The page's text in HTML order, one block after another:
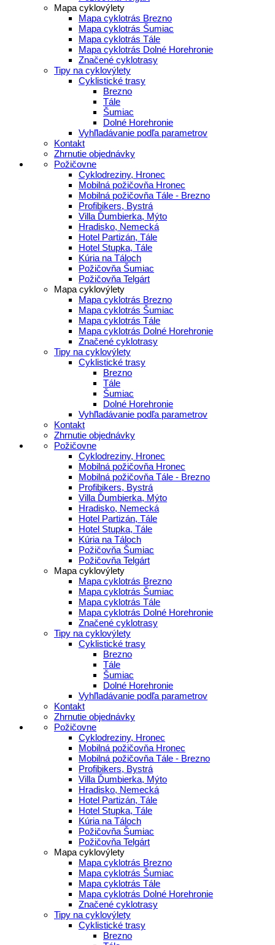
Mapa cyklovýlety
Mapa cyklotrás Brezno
Mapa cyklotrás Šumiac
Mapa cyklotrás Tále
Mapa cyklotrás Dolné Horehronie
Značené cyklotrasy
Tipy na cyklovýlety
Cyklistické trasy
Brezno
Tále
Šumiac
Dolné Horehronie
Vyhľladávanie podľa parametrov
Kontakt
Zhrnutie objednávky
Požičovne
Cyklodreziny, Hronec
Mobilná požičovňa Hronec
Mobilná požičovňa Tále - Brezno
Profibikers, Bystrá
Villa Ďumbierka, Mýto
Hradisko, Nemecká
Hotel Partizán, Tále
Hotel Stupka, Tále
Kúria na Táloch
Požičovňa Šumiac
Požičovňa Telgárt
Mapa cyklovýlety
Mapa cyklotrás Brezno
Mapa cyklotrás Šumiac
Mapa cyklotrás Tále
Mapa cyklotrás Dolné Horehronie
Značené cyklotrasy
Tipy na cyklovýlety
Cyklistické trasy
Brezno
Tále
Šumiac
Dolné Horehronie
Vyhľladávanie podľa parametrov
Kontakt
Zhrnutie objednávky
Požičovne
Cyklodreziny, Hronec
Mobilná požičovňa Hronec
Mobilná požičovňa Tále - Brezno
Profibikers, Bystrá
Villa Ďumbierka, Mýto
Hradisko, Nemecká
Hotel Partizán, Tále
Hotel Stupka, Tále
Kúria na Táloch
Požičovňa Šumiac
Požičovňa Telgárt
Mapa cyklovýlety
Mapa cyklotrás Brezno
Mapa cyklotrás Šumiac
Mapa cyklotrás Tále
Mapa cyklotrás Dolné Horehronie
Značené cyklotrasy
Tipy na cyklovýlety
Cyklistické trasy
Brezno
Tále
Šumiac
Dolné Horehronie
Vyhľladávanie podľa parametrov
Kontakt
Zhrnutie objednávky
Požičovne
Cyklodreziny, Hronec
Mobilná požičovňa Hronec
Mobilná požičovňa Tále - Brezno
Profibikers, Bystrá
Villa Ďumbierka, Mýto
Hradisko, Nemecká
Hotel Partizán, Tále
Hotel Stupka, Tále
Kúria na Táloch
Požičovňa Šumiac
Požičovňa Telgárt
Mapa cyklovýlety
Mapa cyklotrás Brezno
Mapa cyklotrás Šumiac
Mapa cyklotrás Tále
Mapa cyklotrás Dolné Horehronie
Značené cyklotrasy
Tipy na cyklovýlety
Cyklistické trasy
Brezno